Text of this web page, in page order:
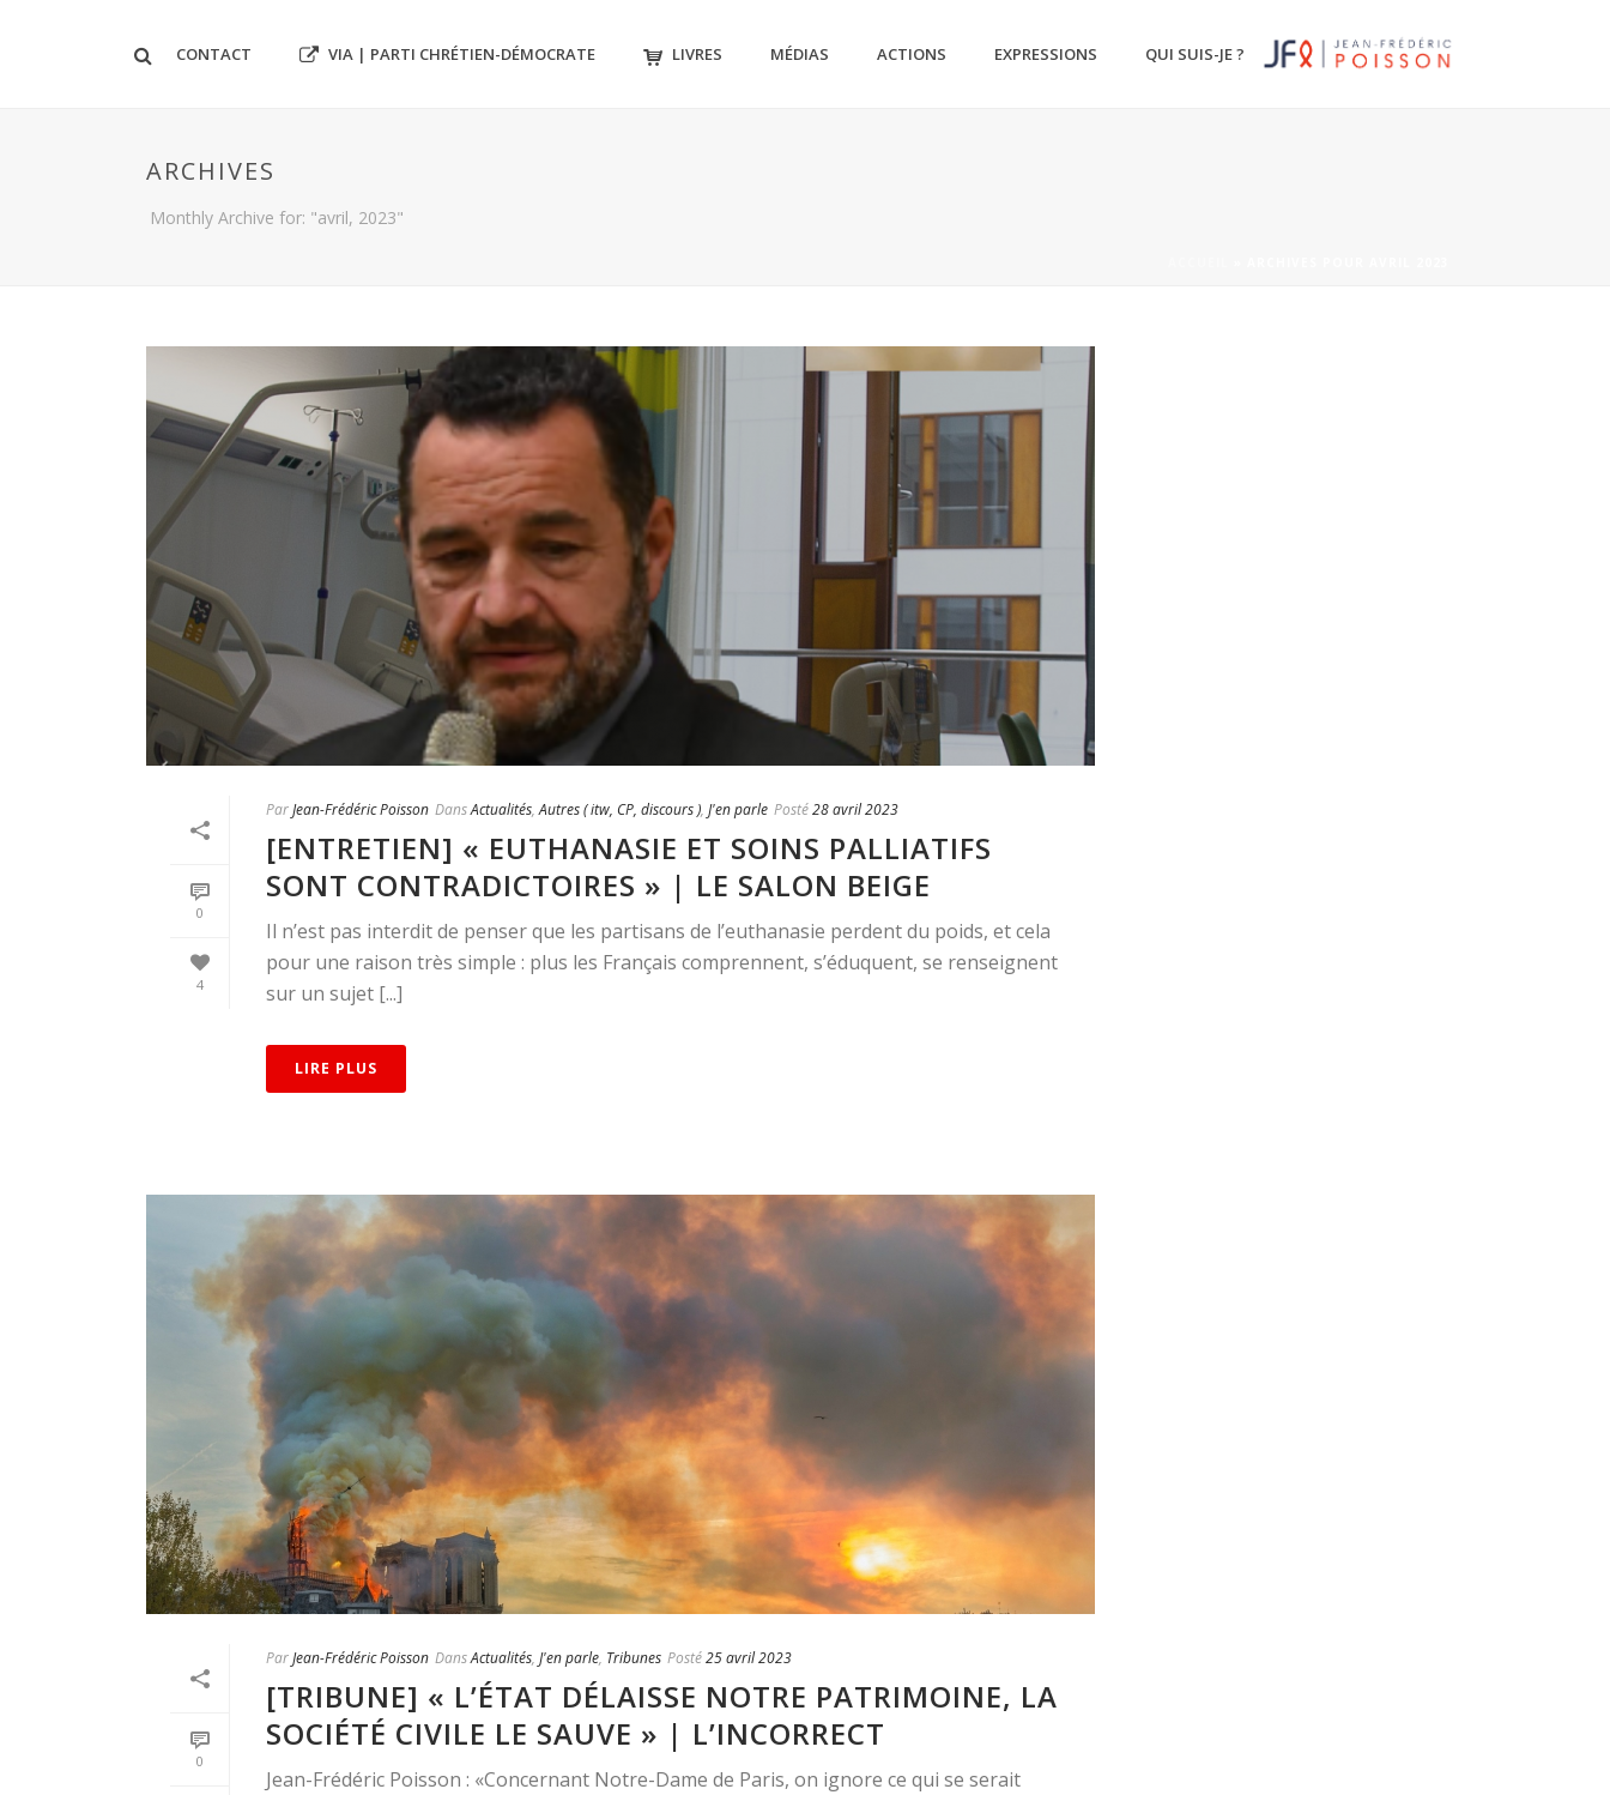
QUI SUIS-JE ?
EXPRESSIONS
ACTIONS
MÉDIAS
LIVRES
VIA | PARTI CHRÉTIEN-DÉMOCRATE
CONTACT
ARCHIVES
Monthly Archive for: "avril, 2023"
0
4
ParJean-Frédéric Poisson DansActualités,Autres ( itw, CP, discours ), J'en parle Posté28 avril 2023
[ENTRETIEN] « EUTHANASIE ET SOINS PALLIATIFS
SONT CONTRADICTOIRES » | LE SALON BEIGE
Il n’est pas interdit de penser que les partisans de l’euthanasie perdent du poids, et cela
pour une raison très simple : plus les Français comprennent, s’éduquent, se renseignent
sur un sujet [...]
LIRE PLUS
0
ParJean-Frédéric Poisson DansActualités, J'en parle, Tribunes Posté25 avril 2023
[TRIBUNE] « L’ÉTAT DÉLAISSE NOTRE PATRIMOINE, LA
SOCIÉTÉ CIVILE LE SAUVE » | L’INCORRECT
Jean-Frédéric Poisson : «Concernant Notre-Dame de Paris, on ignore ce qui se serait